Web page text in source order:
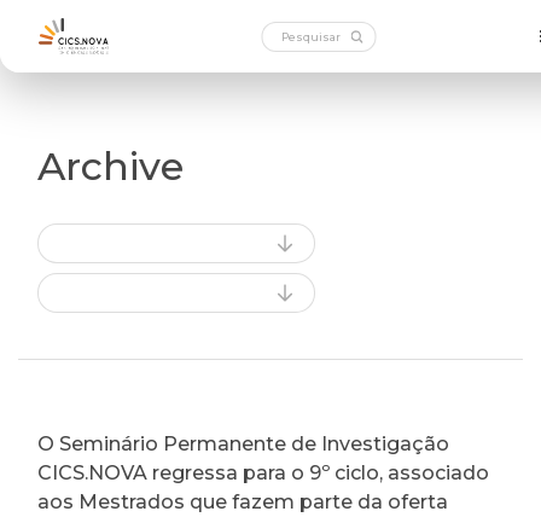
Archive
O Seminário Permanente de Investigação
CICS.NOVA regressa para o 9º ciclo, associado
aos Mestrados que fazem parte da oferta